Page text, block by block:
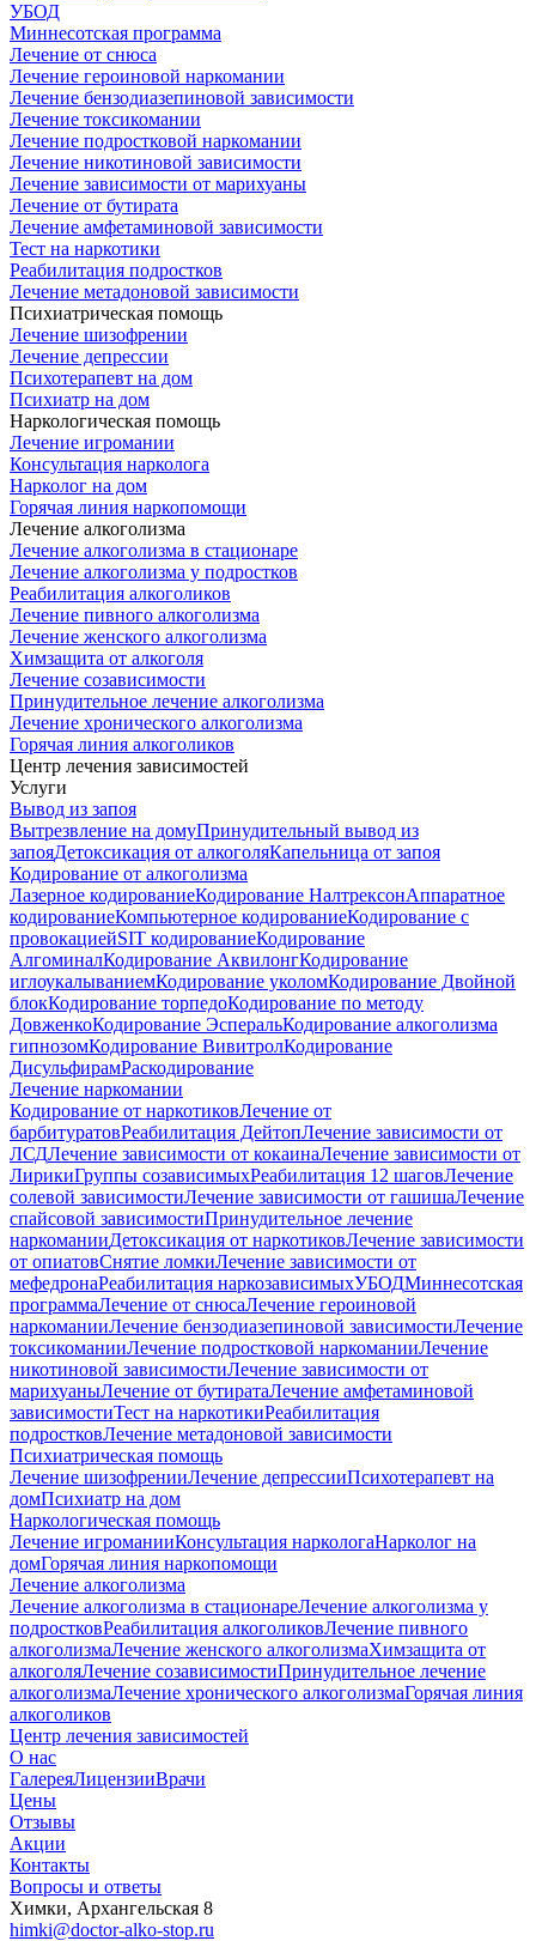
УБОД
Миннесотская программа
Лечение от снюса
Лечение героиновой наркомании
Лечение бензодиазепиновой зависимости
Лечение токсикомании
Лечение подростковой наркомании
Лечение никотиновой зависимости
Лечение зависимости от марихуаны
Лечение от бутирата
Лечение амфетаминовой зависимости
Тест на наркотики
Реабилитация подростков
Лечение метадоновой зависимости
Психиатрическая помощь
Лечение шизофрении
Лечение депрессии
Психотерапевт на дом
Психиатр на дом
Наркологическая помощь
Лечение игромании
Консультация нарколога
Нарколог на дом
Горячая линия наркопомощи
Лечение алкоголизма
Лечение алкоголизма в стационаре
Лечение алкоголизма у подростков
Реабилитация алкоголиков
Лечение пивного алкоголизма
Лечение женского алкоголизма
Химзащита от алкоголя
Лечение созависимости
Принудительное лечение алкоголизма
Лечение хронического алкоголизма
Горячая линия алкоголиков
Центр лечения зависимостей
Услуги
Вывод из запоя
Вытрезвление на домуПринудительный вывод из
запояДетоксикация от алкоголяКапельница от запоя
Кодирование от алкоголизма
Лазерное кодированиеКодирование НалтрексонАппаратное
кодированиеКомпьютерное кодированиеКодирование с
провокациейSIT кодированиеКодирование
АлгоминалКодирование АквилонгКодирование
иглоукалываниемКодирование уколомКодирование Двойной
блокКодирование торпедоКодирование по методу
ДовженкоКодирование ЭсперальКодирование алкоголизма
гипнозомКодирование ВивитролКодирование
ДисульфирамРаскодирование
Лечение наркомании
Кодирование от наркотиковЛечение от
барбитуратовРеабилитация ДейтопЛечение зависимости от
ЛСДЛечение зависимости от кокаинаЛечение зависимости от
ЛирикиГруппы созависимыхРеабилитация 12 шаговЛечение
солевой зависимостиЛечение зависимости от гашишаЛечение
спайсовой зависимостиПринудительное лечение
наркоманииДетоксикация от наркотиковЛечение зависимости
от опиатовСнятие ломкиЛечение зависимости от
мефедронаРеабилитация наркозависимыхУБОДМиннесотская
программаЛечение от снюсаЛечение героиновой
наркоманииЛечение бензодиазепиновой зависимостиЛечение
токсикоманииЛечение подростковой наркоманииЛечение
никотиновой зависимостиЛечение зависимости от
марихуаныЛечение от бутиратаЛечение амфетаминовой
зависимостиТест на наркотикиРеабилитация
подростковЛечение метадоновой зависимости
Психиатрическая помощь
Лечение шизофренииЛечение депрессииПсихотерапевт на
домПсихиатр на дом
Наркологическая помощь
Лечение игроманииКонсультация наркологаНарколог на
домГорячая линия наркопомощи
Лечение алкоголизма
Лечение алкоголизма в стационареЛечение алкоголизма у
подростковРеабилитация алкоголиковЛечение пивного
алкоголизмаЛечение женского алкоголизмаХимзащита от
алкоголяЛечение созависимостиПринудительное лечение
алкоголизмаЛечение хронического алкоголизмаГорячая линия
алкоголиков
Центр лечения зависимостей
О нас
ГалереяЛицензииВрачи
Цены
Отзывы
Акции
Контакты
Вопросы и ответы
Химки, Архангельская 8
himki@doctor-alko-stop.ru